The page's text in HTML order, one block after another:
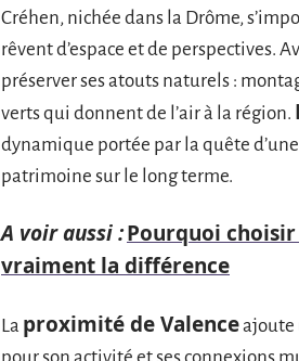
Créhen, nichée dans la Drôme,
rêvent d’espace et de perspectives.
préserver ses atouts naturels :
verts qui donnent de l’air à la région.
dynamique portée par la quête
patrimoine sur le long terme.
A voir aussi :Pourquoi
vraiment la différence
La proximité de Valenceajoute